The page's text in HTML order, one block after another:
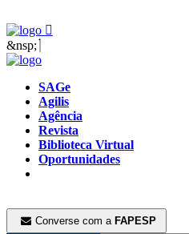
&nsp;
SAGe
Agilis
Agência
Revista
Biblioteca Virtual
Oportunidades
Converse com a FAPESP